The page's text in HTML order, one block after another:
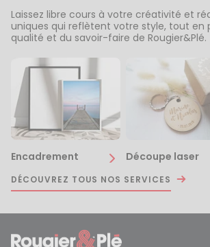
Laissez libre cours à votre créativité et
uniques qui reflètent votre style, tout en
qualité et du savoir-faire de Rougier&Plé.
Encadrement Découpe laser
DÉCOUVREZ TOUS NOS SERVICES